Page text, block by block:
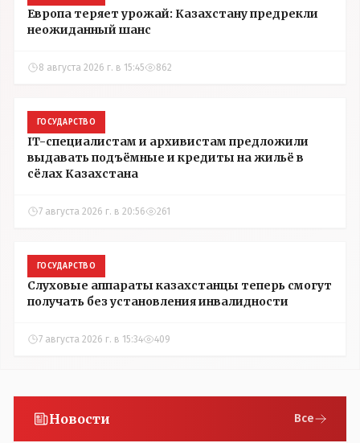
Европа теряет урожай: Казахстану предрекли
неожиданный шанс
8 августа 2026 г. в 15:45 862
ГОСУДАРСТВО
IT-специалистам и архивистам предложили
выдавать подъёмные и кредиты на жильё в
сёлах Казахстана
7 августа 2026 г. в 20:56 261
ГОСУДАРСТВО
Слуховые аппараты казахстанцы теперь смогут
получать без установления инвалидности
7 августа 2026 г. в 15:34 409
Новости Все